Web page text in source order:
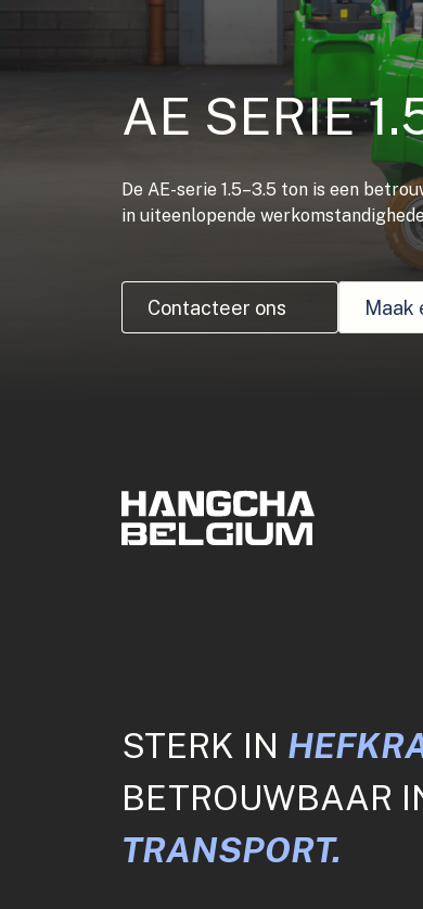
AE SERIE
De AE-serie 1.5–3.5 ton is een
in uiteenlopende
Contacteer ons Maak
STERK IN
BETROUWBAAR
TRANSPORT.